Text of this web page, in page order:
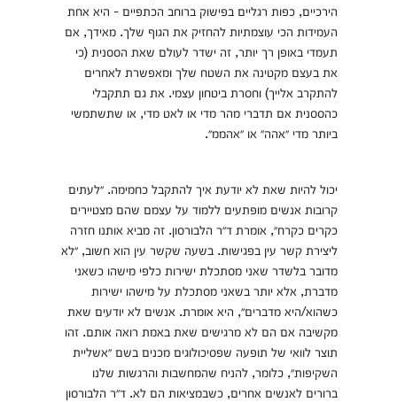
הירכיים, כפות רגליים בפישוק ברוחב הכתפיים - היא אחת
העמידות הכי עוצמתיות להחזיק את הגוף שלך. מאידך, אם
תעמדי באופן רך יותר, זה ישדר לעולם שאת הססנית (כי
את בעצם מקטינה את השטח שלך ומאפשרת לאחרים
להתקרב אלייך) וחסרת ביטחון עצמי. את גם תתקבלי
כהססנית אם תדברי מהר מדי או לאט מדי, או שתשתמשי
ביותר מדי ״אהה״ או ״אהממ״.
יכול להיות שאת לא יודעת איך להתקבל כחמימה. ״לעתים
קרובות אנשים מופתעים ללמוד על עצמם שהם מצטיירים
כקרים כקרח״, אומרת ד״ר הלבורסון. זה מביא אותנו חזרה
ליצירת קשר עין בפגישות. בשעה שקשר עין הוא חשוב, ״לא
מדובר בלשדר שאני מסתכלת ישירות כלפי מישהו כשאני
מדברת, אלא יותר בשאני מסתכלת על מישהו ישירות
כשהוא/היא מדברים״, היא אומרת. אנשים לא יודעים שאת
מקשיבה אם הם לא מרגישים שאת באמת רואה אותם. זהו
תוצר לוואי של תופעה שפסיכולוגים מכנים בשם ״אשליית
השקיפות״, כלומר, להניח שהמחשבות והרגשות שלנו
ברורים לאנשים אחרים, כשבמציאות הם לא. ד״ר הלבורסון